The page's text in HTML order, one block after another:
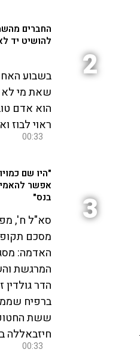
2
החברים
להושיט יד
בשבוע
שאת מי לא
הוא אדם
ראוי לבוז
00:33
3
"היו שם
אפשר
בנס"
סא"ל ח',
מסכם
האדמה:
המרגשת
הדר
ברפיח
ששת
חיזבאללה
00:33